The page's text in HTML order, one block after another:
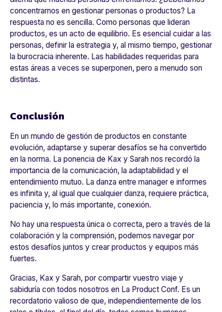
concentrarnos en gestionar personas o productos? La
respuesta no es sencilla. Como personas que lideran
productos, es un acto de equilibrio. Es esencial cuidar a las
personas, definir la estrategia y, al mismo tiempo, gestionar
la burocracia inherente. Las habilidades requeridas para
estas áreas a veces se superponen, pero a menudo son
distintas.
Conclusión
En un mundo de gestión de productos en constante
evolución, adaptarse y superar desafíos se ha convertido
en la norma. La ponencia de Kax y Sarah nos recordó la
importancia de la comunicación, la adaptabilidad y el
entendimiento mutuo. La danza entre manager e informes
es infinita y, al igual que cualquier danza, requiere práctica,
paciencia y, lo más importante, conexión.
No hay una respuesta única o correcta, pero a través de la
colaboración y la comprensión, podemos navegar por
estos desafíos juntos y crear productos y equipos más
fuertes.
Gracias, Kax y Sarah, por compartir vuestro viaje y
sabiduría con todos nosotros en La Product Conf. Es un
recordatorio valioso de que, independientemente de los